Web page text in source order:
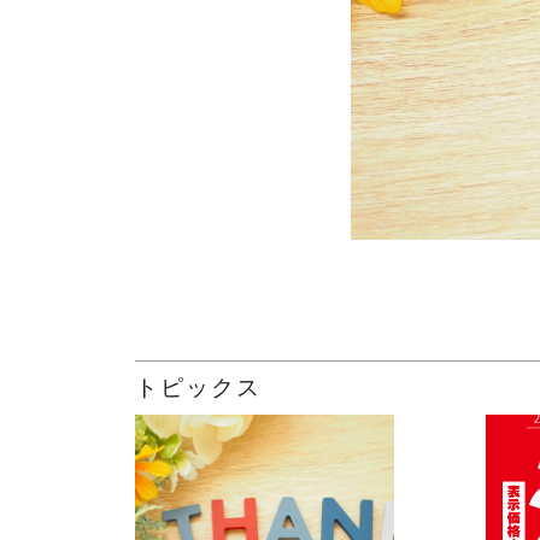
トピックス